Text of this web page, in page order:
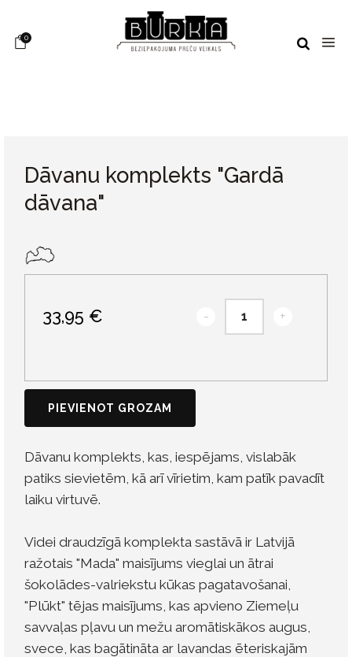
0
Dāvanu komplekts "Gardā
dāvana"
33,95 € - +
PIEVIENOT GROZAM
Dāvanu komplekts, kas, iespējams, vislabāk
patiks sievietēm, kā arī vīrietim, kam patīk pavadīt
laiku virtuvē.
Videi draudzīgā komplekta sastāvā ir Latvijā
ražotais "Mada" maisījums vieglai un ātrai
šokolādes-valriekstu kūkas pagatavošanai,
"Plūkt" tējas maisījums, kas apvieno Ziemeļu
savvaļas pļavu un mežu aromātiskākos augus,
svece, kas bagātināta ar lavandas ēteriskajām